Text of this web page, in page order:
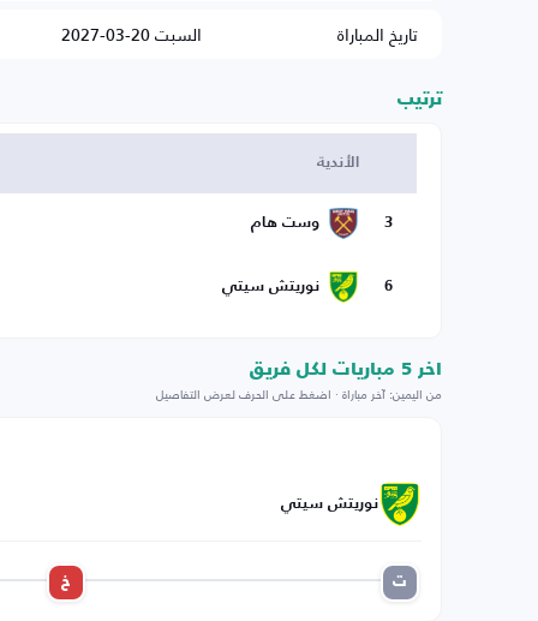
تاريخ المباراة
السبت 20-03-2027
ترتيب
الأندية
3 وست هام
6 نوريتش سيتي
اخر 5 مباريات لكل فريق
من اليمين: آخر مباراة · اضغط على الحرف لعرض التفاصيل
نوريتش سيتي
ت خ